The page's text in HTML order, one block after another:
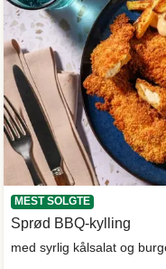
MEST SOLGTE
Sprød BBQ-kylling
med syrlig kålsalat og